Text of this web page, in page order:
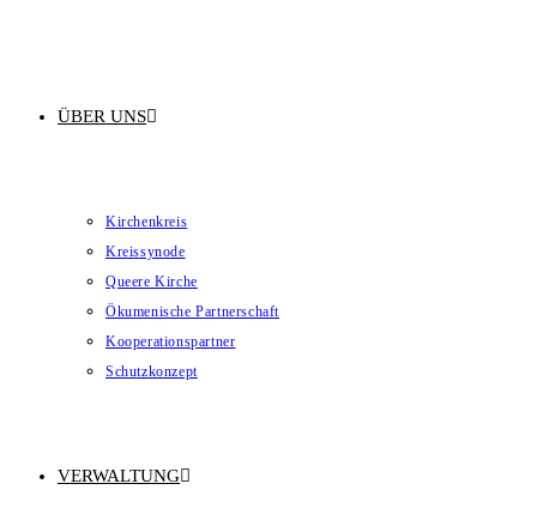
ÜBER UNS
Kirchenkreis
Kreissynode
Queere Kirche
Ökumenische Partnerschaft
Kooperationspartner
Schutzkonzept
VERWALTUNG